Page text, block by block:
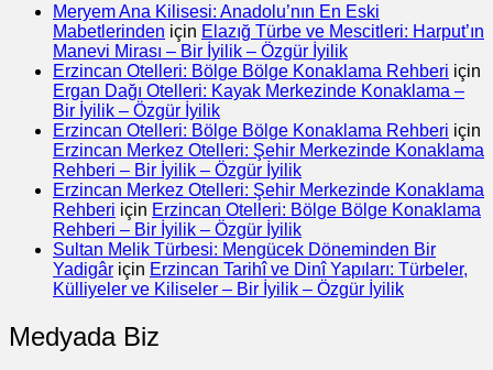
Meryem Ana Kilisesi: Anadolu’nın En Eski
Mabetlerinden için Elazığ Türbe ve Mescitleri: Harput’ın
Manevi Mirası – Bir İyilik – Özgür İyilik
Erzincan Otelleri: Bölge Bölge Konaklama Rehberi için
Ergan Dağı Otelleri: Kayak Merkezinde Konaklama –
Bir İyilik – Özgür İyilik
Erzincan Otelleri: Bölge Bölge Konaklama Rehberi için
Erzincan Merkez Otelleri: Şehir Merkezinde Konaklama
Rehberi – Bir İyilik – Özgür İyilik
Erzincan Merkez Otelleri: Şehir Merkezinde Konaklama
Rehberi için Erzincan Otelleri: Bölge Bölge Konaklama
Rehberi – Bir İyilik – Özgür İyilik
Sultan Melik Türbesi: Mengücek Döneminden Bir
Yadigâr için Erzincan Tarihî ve Dinî Yapıları: Türbeler,
Külliyeler ve Kiliseler – Bir İyilik – Özgür İyilik
Medyada Biz